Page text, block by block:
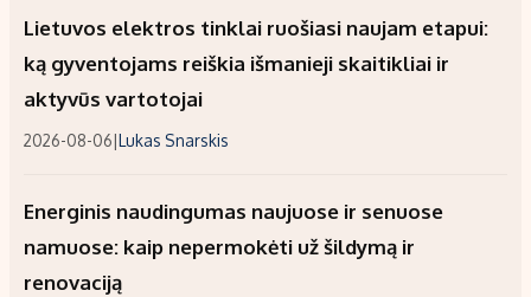
Lietuvos elektros tinklai ruošiasi naujam etapui:
ką gyventojams reiškia išmanieji skaitikliai ir
aktyvūs vartotojai
2026-08-06|Lukas Snarskis
Energinis naudingumas naujuose ir senuose
namuose: kaip nepermokėti už šildymą ir
renovaciją